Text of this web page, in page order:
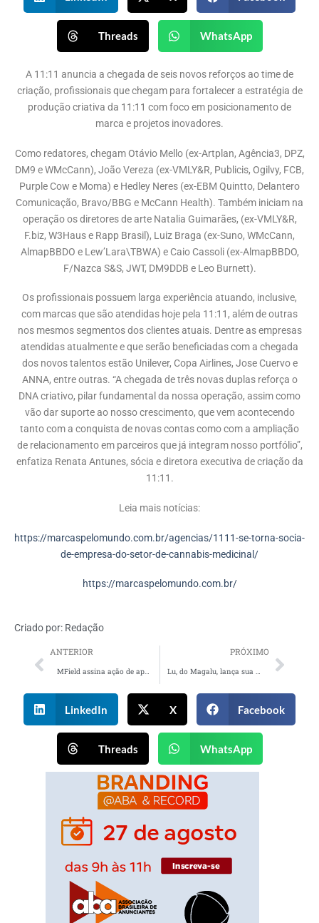
Threads WhatsApp
A 11:11 anuncia a chegada de seis novos reforços ao time de
criação, profissionais que chegam para fortalecer a estratégia de
produção criativa da 11:11 com foco em posicionamento de
marca e projetos inovadores.
Como redatores, chegam Otávio Mello (ex-Artplan, Agência3, DPZ,
DM9 e WMcCann), João Vereza (ex-VMLY&R, Publicis, Ogilvy, FCB,
Purple Cow e Moma) e Hedley Neres (ex-EBM Quintto, Delantero
Comunicação, Bravo/BBG e McCann Health). Também iniciam na
operação os diretores de arte Natalia Guimarães, (ex-VMLY&R,
F.biz, W3Haus e Rapp Brasil), Luiz Braga (ex-Suno, WMcCann,
AlmapBBDO e Lew’Lara\TBWA) e Caio Cassoli (ex-AlmapBBDO,
F/Nazca S&S, JWT, DM9DDB e Leo Burnett).
Os profissionais possuem larga experiência atuando, inclusive,
com marcas que são atendidas hoje pela 11:11, além de outras
nos mesmos segmentos dos clientes atuais. Dentre as empresas
atendidas atualmente e que serão beneficiadas com a chegada
dos novos talentos estão Unilever, Copa Airlines, Jose Cuervo e
ANNA, entre outras. “A chegada de três novas duplas reforça o
DNA criativo, pilar fundamental da nossa operação, assim como
vão dar suporte ao nosso crescimento, que vem acontecendo
tanto com a conquista de novas contas como com a ampliação
de relacionamento em parceiros que já integram nosso portfólio”,
enfatiza Renata Antunes, sócia e diretora executiva de criação da
11:11.
Leia mais notícias:
https://marcaspelomundo.com.br/agencias/1111-se-torna-socia-
de-empresa-do-setor-de-cannabis-medicinal/
https://marcaspelomundo.com.br/
Criado por: Redação
ANTERIOR
MField assina ação de apoio à conscientização e prevenção ao câncer de mama da Marisa
PRÓXIMO
Lu, do Magalu, lança sua primeira collab de maquiagem com a influenciadora Bruna Tavares
LinkedIn X Facebook
Threads WhatsApp